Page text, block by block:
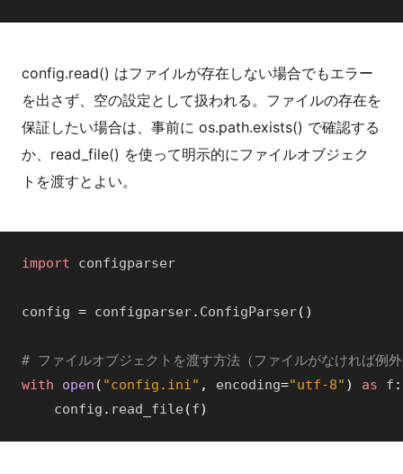
config.read() はファイルが存在しない場合でもエラー
を出さず、空の設定として扱われる。ファイルの存在を
保証したい場合は、事前に os.path.exists() で確認する
か、read_file() を使って明示的にファイルオブジェク
トを渡すとよい。
import configparser
config = configparser. ConfigParser( )
# ファイルオブジェクトを渡す方法（ファイルがなければ例
with
open ( "config.ini" , encoding="utf-8" ) as f :
config . read_file (f)